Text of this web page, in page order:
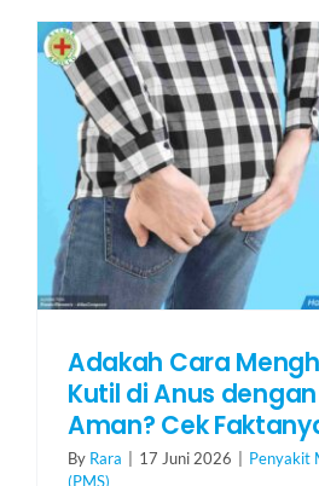
Adakah Cara
Kutil di Anus
Aman? Cek
By Rara 17 Juni 2026
Penyakit
(PMS)